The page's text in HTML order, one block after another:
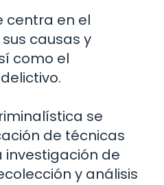
centra en el
causas y
como el
se
de técnicas
de
y análisis